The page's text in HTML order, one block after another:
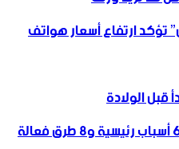
تؤكد ارتفاع أسعار هواتف
قبل الولادة
لماذا أصبح هاتفك بطيئًا؟ 6 أسباب رئيسية و8 طرق فعالة